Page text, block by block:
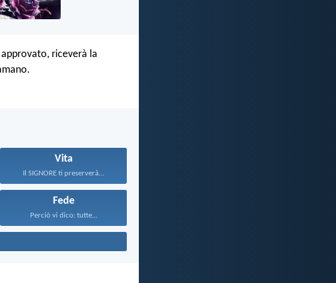
riceverà la
Vita
Il SIGNORE ti preserverà...
Fede
Perciò vi dico: tutte...